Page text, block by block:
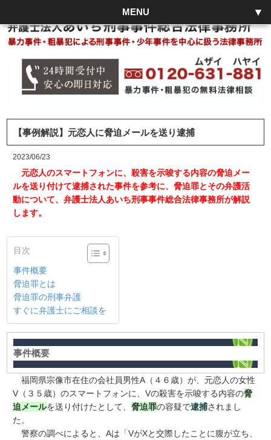
MENU
【事例解説】元恋人に脅迫メールを送り逮捕
2023/06/23
元恋人のスマートフォンに、殺害を示唆する内容の脅迫メー
ルを送り付けて逮捕された事件を参考に、脅迫罪とその弁護活
動について、弁護士法人あいち刑事事件総合法律事務所が解説
します。
目次
事件概要
脅迫罪とは
脅迫罪の刑事弁護
すぐに弁護士にご相談を
事件概要
福岡県宗像市在住の会社員男性A（４６歳）が、元恋人の女性
V（３５歳）のスマートフォンに、Vの殺害を示唆する内容の脅
迫メールを送り付けたとして、脅迫罪の容疑で逮捕されまし
た。
警察の調べによると、Aは「VがXと交際したことに腹が立ち、